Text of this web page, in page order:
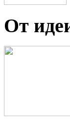
От